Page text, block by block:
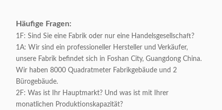
Häufige Fragen:
1F: Sind Sie eine Fabrik oder nur eine Handelsgesellschaft?
1A: Wir sind ein professioneller Hersteller und Verkäufer,
unsere Fabrik befindet sich in Foshan City, Guangdong China.
Wir haben 8000 Quadratmeter Fabrikgebäude und 2
Bürogebäude.
2F: Was ist Ihr Hauptmarkt? Und was ist mit Ihrer
monatlichen Produktionskapazität?